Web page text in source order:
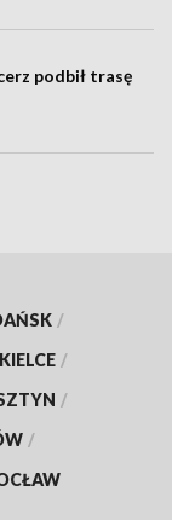
podbił trasę
/
KIELCE /
/
/